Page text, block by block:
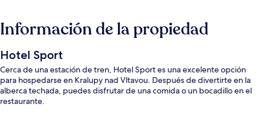
Información de la propiedad
Hotel Sport
Cerca de una estación de tren, Hotel Sport es una excelente opción
para hospedarse en Kralupy nad Vltavou. Después de divertirte en la
alberca techada, puedes disfrutar de una comida o un bocadillo en el
restaurante.